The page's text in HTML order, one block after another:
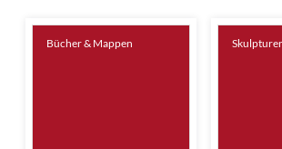
Bücher & Mappen